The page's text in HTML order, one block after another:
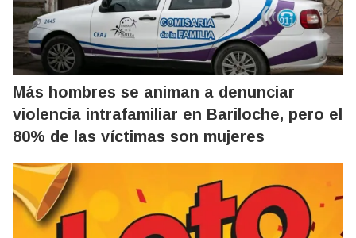
Más hombres se animan a denunciar
violencia intrafamiliar en Bariloche, pero el
80% de las víctimas son mujeres